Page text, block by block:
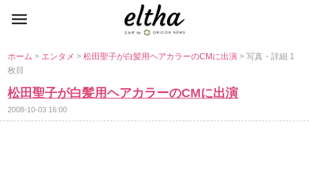
ホーム> エンタメ>松田聖子が白髪用ヘアカラーのCMに出演> 写真・詳細 1
枚目
松田聖子が白髪用ヘアカラーのCMに出演
2008-10-03 16:00